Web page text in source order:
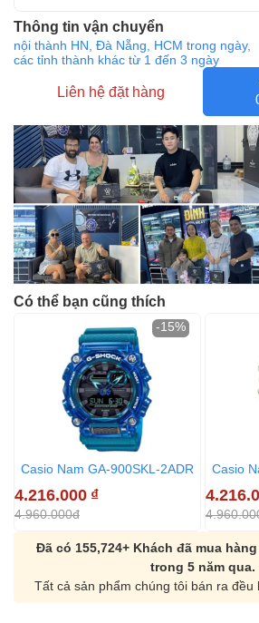
Thông tin vận chuyển
nội thành HN, Đà Nẵng, HCM trong ngày,
các tỉnh thành khác từ 1 đến 3 ngày
Liên hệ đặt hàng
Có thể bạn cũng thích
Casio Nam GA-900SKL-2ADR
4.216.000 ₫
4.960.000đ
-15%
Casio
Đã có 155,724+ Khách đã mua
trong 5 năm qua.
Tất cả sản phẩm chúng tôi bán ra đều